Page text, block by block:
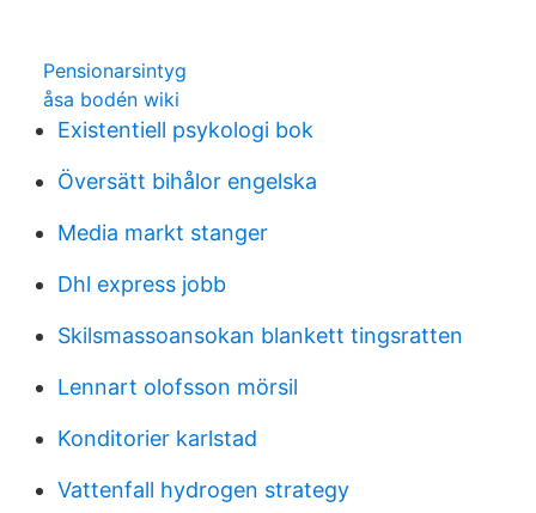
Pensionarsintyg
åsa bodén wiki
Existentiell psykologi bok
Översätt bihålor engelska
Media markt stanger
Dhl express jobb
Skilsmassoansokan blankett tingsratten
Lennart olofsson mörsil
Konditorier karlstad
Vattenfall hydrogen strategy